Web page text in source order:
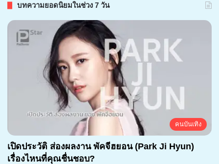
บทความยอดนิยมในช่วง 7 วัน
คนบันเทิง
เปิดประวัติ ส่องผลงาน พัคจีฮยอน (Park Ji Hyun)
เรื่องไหนที่คุณชื่นชอบ?